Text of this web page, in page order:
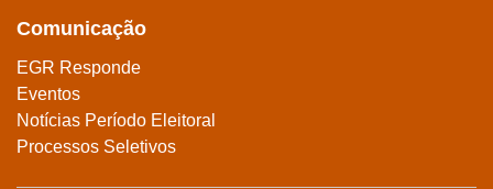
Comunicação
EGR Responde
Eventos
Notícias Período Eleitoral
Processos Seletivos